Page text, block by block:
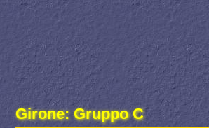
Girone: Gruppo C